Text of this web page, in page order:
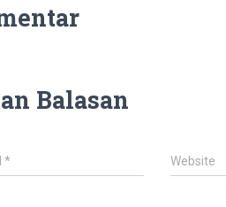
Balasan
* Website